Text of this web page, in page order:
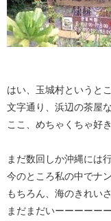
はい、玉城村というと
文字通り、浜辺の茶屋
ここ、めちゃくちゃ好き
まだ数回しか沖縄には
今のところ私の中でナ
もちろん、海のきれい
まだまだいーーーーー